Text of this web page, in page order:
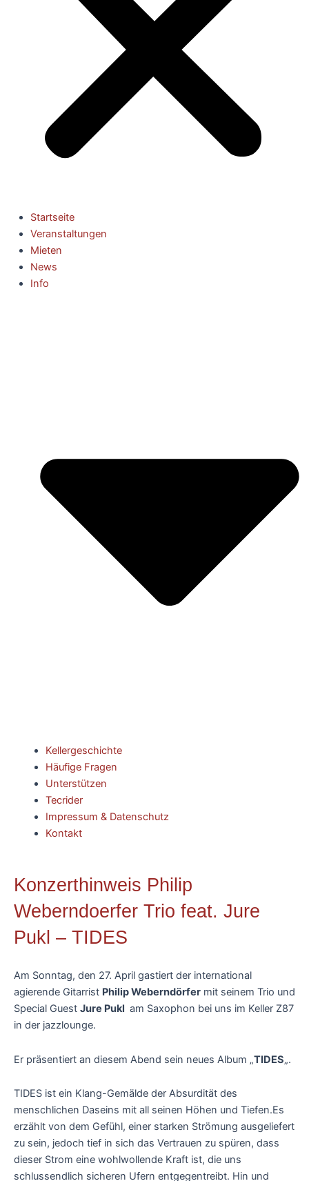
Startseite
Veranstaltungen
Mieten
News
Info
Kellergeschichte
Häufige Fragen
Unterstützen
Tecrider
Impressum & Datenschutz
Kontakt
Konzerthinweis Philip
Weberndoerfer Trio feat. Jure
Pukl – TIDES
Am Sonntag, den 27. April gastiert der international
agierende Gitarrist Philip Weberndörfer mit seinem Trio und
Special Guest Jure Pukl am Saxophon bei uns im Keller Z87
in der jazzlounge.
Er präsentiert an diesem Abend sein neues Album „TIDES„.
TIDES ist ein Klang-Gemälde der Absurdität des
menschlichen Daseins mit all seinen Höhen und Tiefen.Es
erzählt von dem Gefühl, einer starken Strömung ausgeliefert
zu sein, jedoch tief in sich das Vertrauen zu spüren, dass
dieser Strom eine wohlwollende Kraft ist, die uns
schlussendlich sicheren Ufern entgegentreibt. Hin und